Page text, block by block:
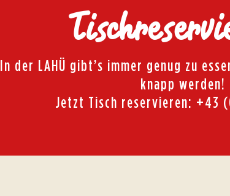
In der LAHÜ gibt’s immer genug zu
knapp werden!
Jetzt Tisch reservieren: +43